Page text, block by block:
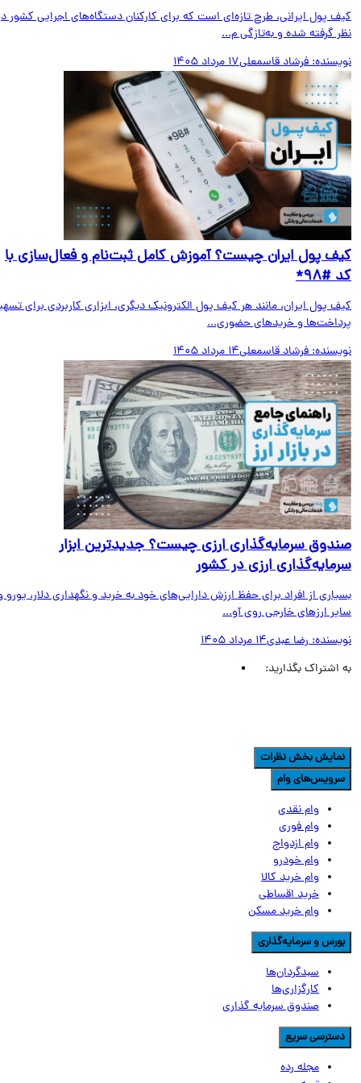
پول ایرانی، طرح تازه‌ای است که برای کارکنان دستگاه‌های اجرایی کشور در
گرفته شده و به‌تازگی م...
فرشاد قاسمعلی17 مرداد 1405
پول ایران چیست؟ آموزش کامل ثبت‌نام و فعال‌سازی با
پول ایران، مانند هر کیف پول الکترونیک دیگری، ابزاری کاربردی برای تسهیل
و خریدهای حضوری...
فرشاد قاسمعلی14 مرداد 1405
سرمایه‌گذاری ارزی چیست؟ جدیدترین ابزار
ارزی در کشور
از افراد برای حفظ ارزش دارایی‌های خود به خرید و نگهداری دلار، یورو و
ارزهای خارجی روی آو...
رضا عبدی14 مرداد 1405
اشتراک بگذارید:
بخش نظرات
وام
وام نقدی
وام فوری
وام ازدواج
وام خودرو
وام خرید کالا
خرید اقساطی
وام خرید مسکن
و سرمایه‌گذاری
سبدگردان‌ها
کارگزاری‌ها
صندوق سرمایه گذاری
سریع
مجله رده